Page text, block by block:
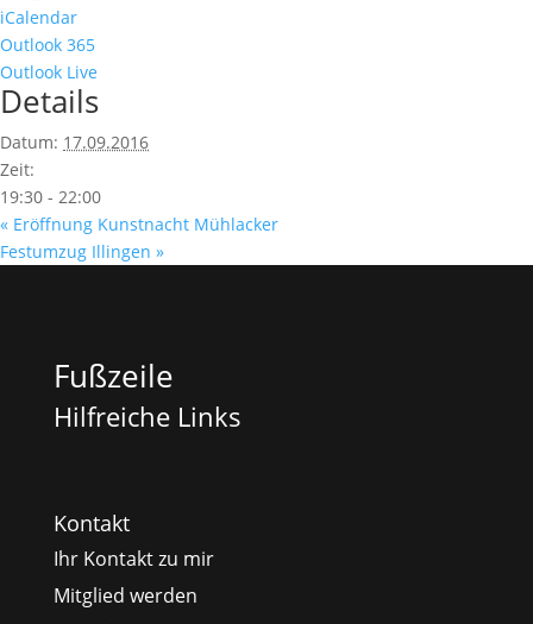
iCalendar
Outlook 365
Outlook Live
Details
Datum: 17.09.2016
Zeit:
19:30 - 22:00
« Eröffnung Kunstnacht Mühlacker
Festumzug Illingen »
Fußzeile
Hilfreiche Links
Kontakt
Ihr Kontakt zu mir
Mitglied werden